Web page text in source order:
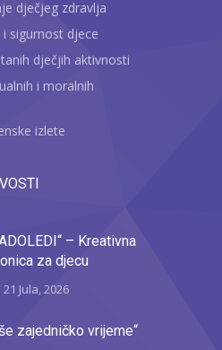
dječjeg zdravlja
sigurnost djece
dječjih aktivnosti
i moralnih
izlete
– Kreativna
za djecu
21 Jula, 2026
zajedničko vrijeme“